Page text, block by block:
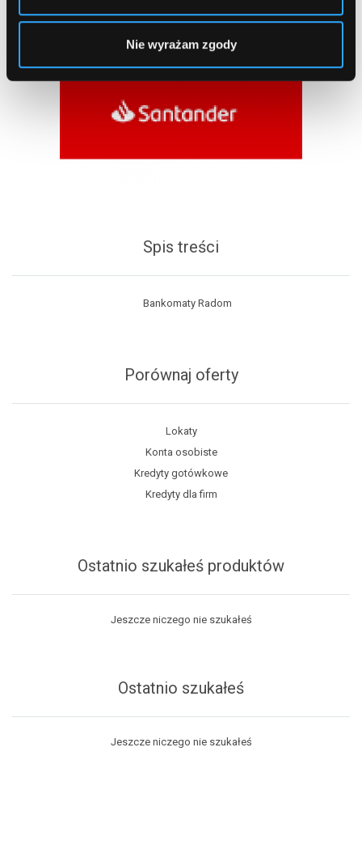
Nie wyrażam zgody
Spis treści
Bankomaty Radom
Porównaj oferty
Lokaty
Konta osobiste
Kredyty gotówkowe
Kredyty dla firm
Ostatnio szukałeś produktów
Jeszcze niczego nie szukałeś
Ostatnio szukałeś
Jeszcze niczego nie szukałeś